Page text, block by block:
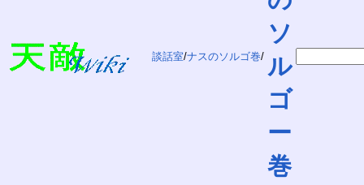
談話室/ナスのソルゴ巻/
ソ
ル
ゴ
ー
巻